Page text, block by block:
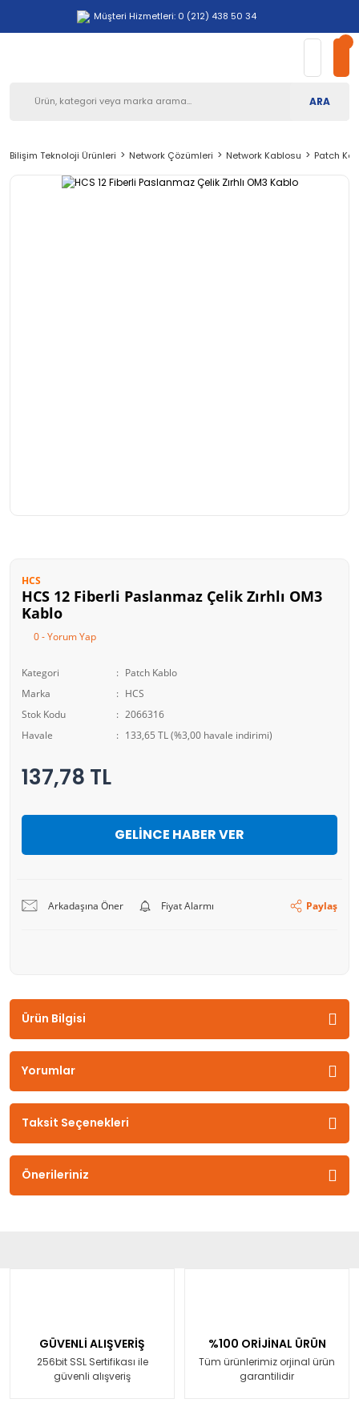
Müşteri Hizmetleri: 0 (212) 438 50 34
ARA
Bilişim Teknoloji Ürünleri Network Çözümleri Network Kablosu Patch
HCS
HCS 12 Fiberli Paslanmaz Çelik Zırhlı OM3
Kablo
0 - Yorum Yap
Kategori
Patch Kablo
Marka
HCS
Stok Kodu
2066316
Havale
133,65 TL (%3,00 havale indirimi)
137,78 TL
GELİNCE HABER VER
Arkadaşına Öner Fiyat Alarmı Paylaş
Ürün Bilgisi
Yorumlar
Taksit Seçenekleri
Önerileriniz
GÜVENLİ ALIŞVERİŞ
256bit SSL Sertifikası ile
güvenli alışveriş
%100 ORİJİNAL ÜRÜN
Tüm ürünlerimiz orjinal ürün
garantilidir